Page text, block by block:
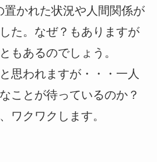
置かれた状況や人間関係が
た。なぜ？もありますが
もあるのでしょう。
思われますが・・・一人
ことが待っているのか？
ワクワクします。